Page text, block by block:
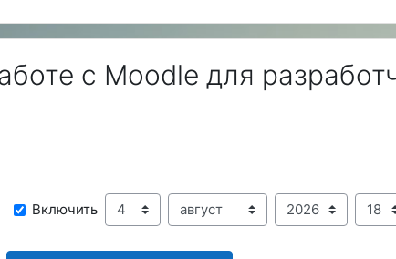
с Moodle для
С Включить День Год